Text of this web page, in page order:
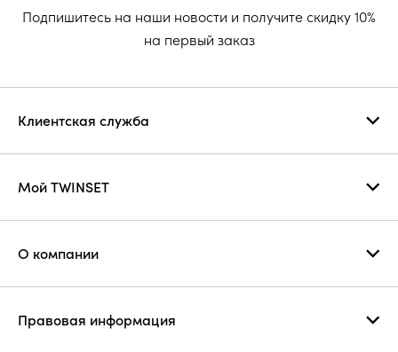
Подпишитесь на наши новости и получите скидку 10%
на первый заказ
Клиентская служба
Мой TWINSET
О компании
Правовая информация